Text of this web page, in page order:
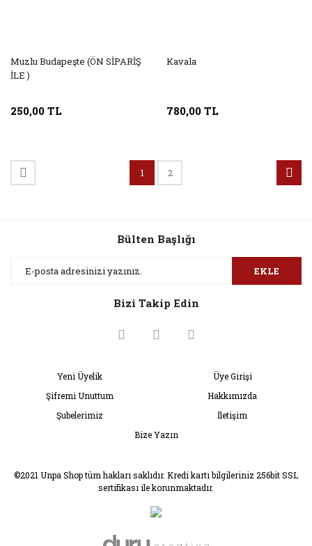
Muzlu Budapeşte (ÖN SİPARİŞ
İLE )
250,00 TL
Kavala
780,00 TL
1 2
Bülten Başlığı
EKLE
Bizi Takip Edin
Yeni Üyelik
Üye Girişi
Şifremi Unuttum
Hakkımızda
Şubelerimiz
İletişim
Bize Yazın
©2021 Unpa Shop tüm hakları saklıdır. Kredi kartı bilgileriniz 256bit SSL
sertifikası ile korunmaktadır.